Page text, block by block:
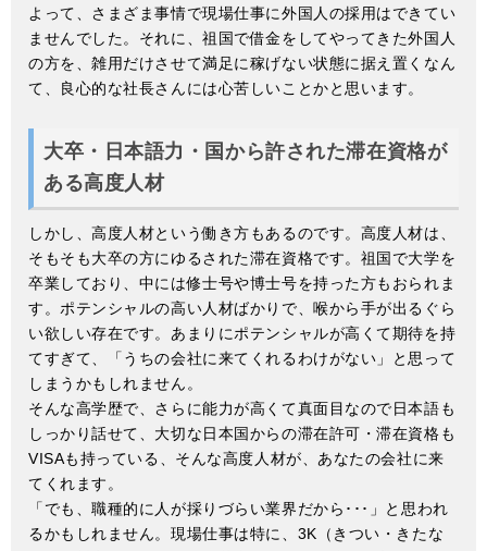
よって、さまざま事情で現場仕事に外国人の採用はできてい
ませんでした。それに、祖国で借金をしてやってきた外国人
の方を、雑用だけさせて満足に稼げない状態に据え置くなん
て、良心的な社長さんには心苦しいことかと思います。
大卒・日本語力・国から許された滞在資格が
ある高度人材
しかし、高度人材という働き方もあるのです。高度人材は、
そもそも大卒の方にゆるされた滞在資格です。祖国で大学を
卒業しており、中には修士号や博士号を持った方もおられま
す。ポテンシャルの高い人材ばかりで、喉から手が出るぐら
い欲しい存在です。あまりにポテンシャルが高くて期待を持
てすぎて、「うちの会社に来てくれるわけがない」と思って
しまうかもしれません。
そんな高学歴で、さらに能力が高くて真面目なので日本語も
しっかり話せて、大切な日本国からの滞在許可・滞在資格も
VISAも持っている、そんな高度人材が、あなたの会社に来
てくれます。
「でも、職種的に人が採りづらい業界だから･･･」と思われ
るかもしれません。現場仕事は特に、3K（きつい・きたな